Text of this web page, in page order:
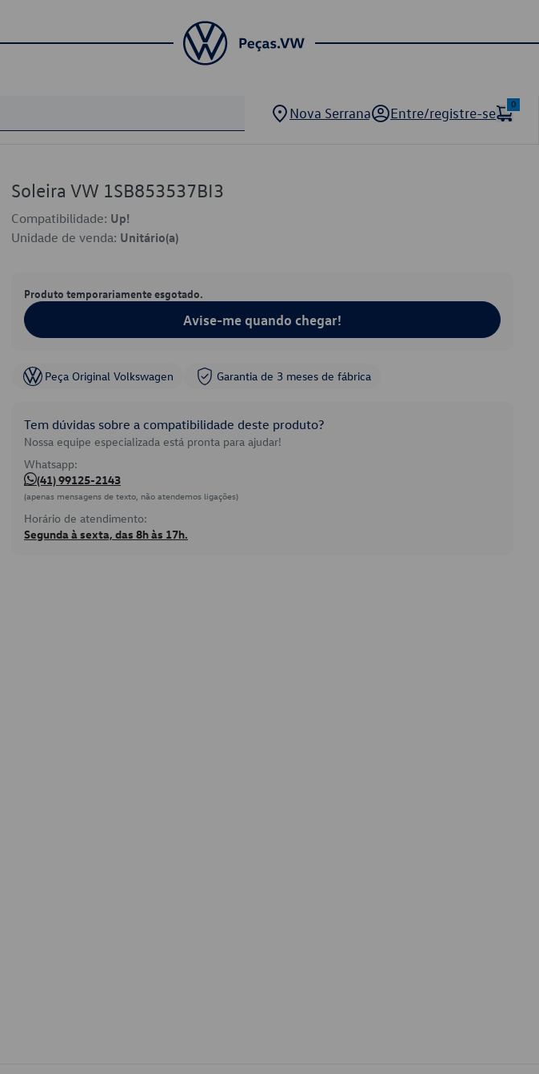
Nova Serrana Entre/registre-se
0
Soleira VW 1SB853537BI3
Compatibilidade: Up!
Unidade de venda: Unitário(a)
Produto temporariamente esgotado.
Avise-me quando chegar!
Peça Original Volkswagen Garantia de 3 meses de fábrica
Tem dúvidas sobre a compatibilidade deste produto?
Nossa equipe especializada está pronta para ajudar!
Whatsapp:
(41) 99125-2143
(apenas mensagens de texto, não atendemos ligações)
Horário de atendimento:
Segunda à sexta, das 8h às 17h.